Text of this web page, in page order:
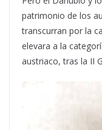
patrimonio de los
transcurran por la
elevara a la
austriaco, tras la II